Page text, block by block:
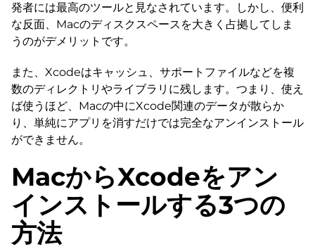
発者には最高のツールと見なされています。しかし、便利
な反面、Macのディスクスペースを大きく占拠してしま
うのがデメリットです。
また、Xcodeはキャッシュ、サポートファイルなどを複
数のディレクトリやライブラリに残します。つまり、使え
ば使うほど、Macの中にXcode関連のデータが散らか
り、単純にアプリを消すだけでは完全なアンインストール
ができません。
MacからXcodeをアン
インストールする3つの
方法